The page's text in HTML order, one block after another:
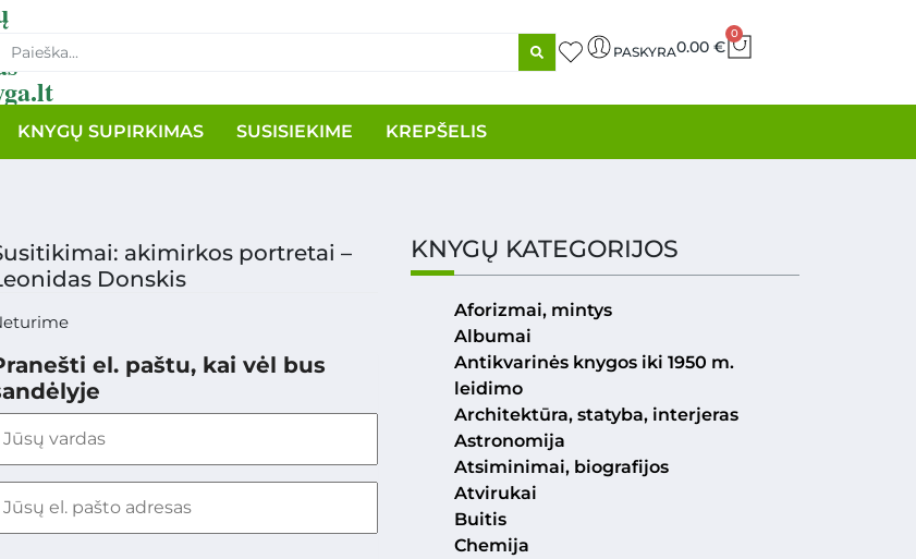
PASKYRA0.00 €
0
KNYGŲ SUPIRKIMAS SUSISIEKIME KREPŠELIS
akimirkos portretai –
Donskis
el. paštu, kai vėl bus
KNYGŲ KATEGORIJOS
Aforizmai, mintys
Albumai
Antikvarinės knygos iki 1950 m.
leidimo
Architektūra, statyba, interjeras
Astronomija
Atsiminimai, biografijos
Atvirukai
Buitis
Chemija